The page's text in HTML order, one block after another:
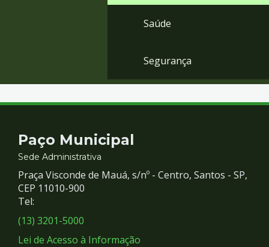
Saúde
Segurança
Contato
e
Redes
Sociais
Paço Municipal
Sede Administrativa
Praça Visconde de Mauá, s/nº - Centro, Santos - SP,
CEP 11010-900
Tel:
(13) 3201-5000
Lei de Acesso à Informação